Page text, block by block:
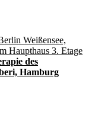
Weißensee,
Haupthaus 3. Etage
des
Hamburg